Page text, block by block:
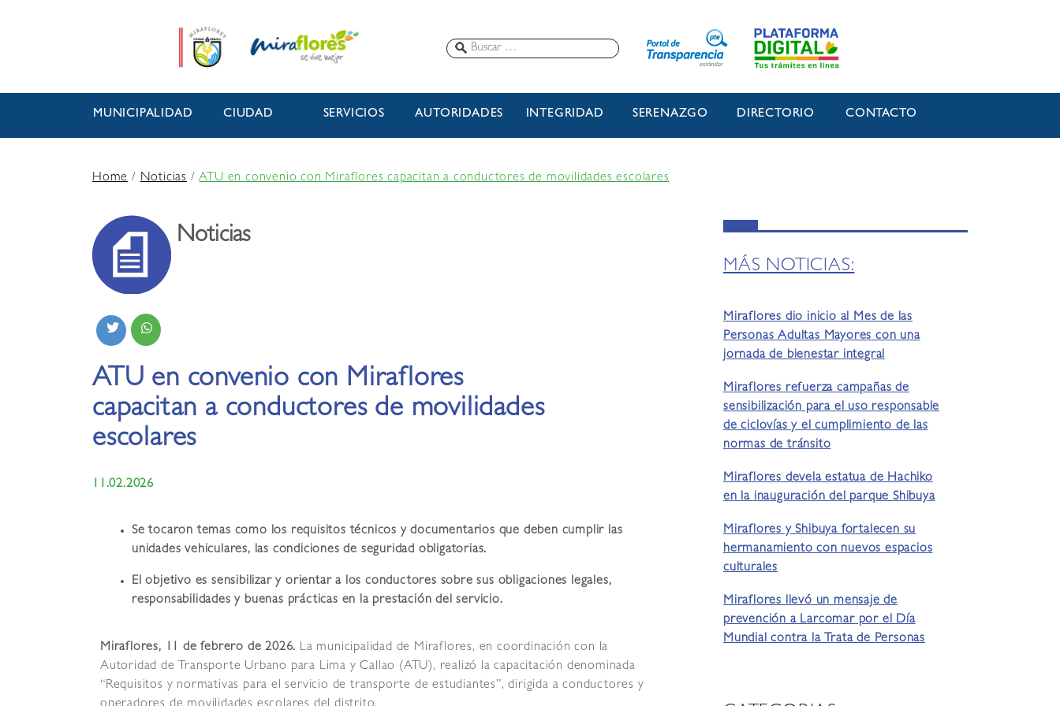
MUNICIPALIDAD CIUDAD SERVICIOS AUTORIDADES INTEGRIDAD SERENAZGO DIRECTORIO CONTACTO
Home/Noticias /ATU en convenio con Miraflores capacitan a conductores de movilidades escolares
Noticias
ATU en convenio con Miraflores
capacitan a conductores de movilidades
escolares
11.02.2026
Se tocaron temas como los requisitos técnicos y documentarios que deben cumplir las
unidades vehiculares, las condiciones de seguridad obligatorias.
El objetivo es sensibilizar y orientar a los conductores sobre sus obligaciones legales,
responsabilidades y buenas prácticas en la prestación del servicio.
Miraflores, 11 de febrero de 2026. La municipalidad de Miraflores, en coordinación con la
Autoridad de Transporte Urbano para Lima y Callao (ATU), realizó la capacitación denominada
“Requisitos y normativas para el servicio de transporte de estudiantes”, dirigida a conductores y
MÁS NOTICIAS:
Miraflores dio inicio al Mes de las
Personas Adultas Mayores con una
jornada de bienestar integral
Miraflores refuerza campañas de
sensibilización para el uso responsable
de ciclovías y el cumplimiento de las
normas de tránsito
Miraflores devela estatua de Hachiko
en la inauguración del parque Shibuya
Miraflores y Shibuya fortalecen su
hermanamiento con nuevos espacios
culturales
Miraflores llevó un mensaje de
prevención a Larcomar por el Día
Mundial contra la Trata de Personas